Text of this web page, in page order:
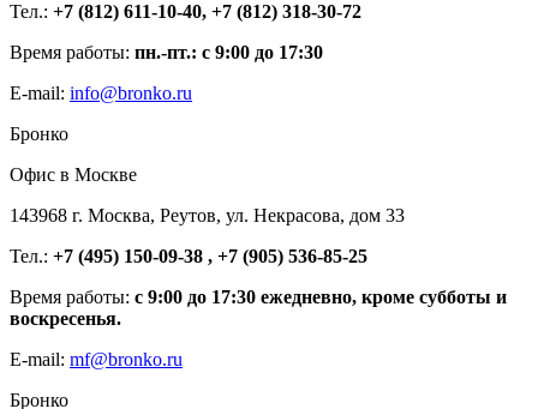
Тел.: +7 (812) 611-10-40, +7 (812) 318-30-72
Время работы: пн.-пт.: с 9:00 до 17:30
E-mail: info@bronko.ru
Бронко
Офис в Москве
143968 г. Москва, Реутов, ул. Некрасова, дом 33
Тел.: +7 (495) 150-09-38 , +7 (905) 536-85-25
Время работы: с 9:00 до 17:30 ежедневно, кроме субботы и
воскресенья.
E-mail: mf@bronko.ru
Бронко